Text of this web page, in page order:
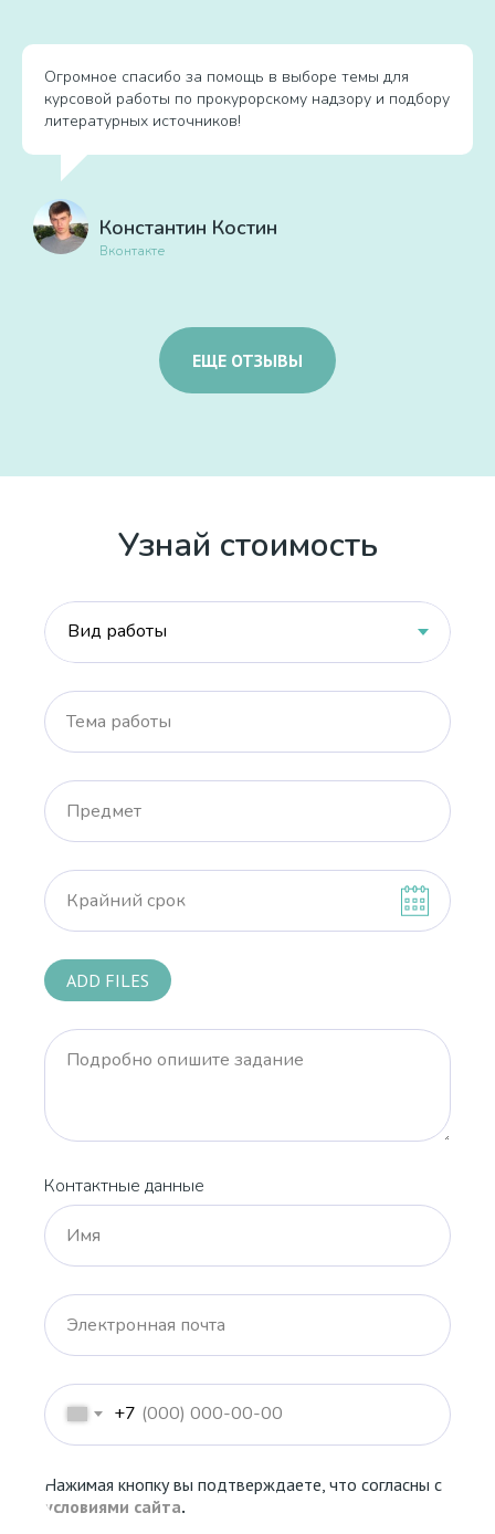
Огромное спасибо за помощь в выборе темы для
курсовой работы по прокурорскому надзору и подбору
литературных источников!
Константин Костин
Вконтакте
ЕЩЕ ОТЗЫВЫ
Узнай стоимость
Тема работы
Предмет
Крайний срок
ADD FILES
Подробно опишите задание
Контактные данные
Имя
Электронная почта
+7
Нажимая кнопку вы подтверждаете, что согласны с
условиями сайта.